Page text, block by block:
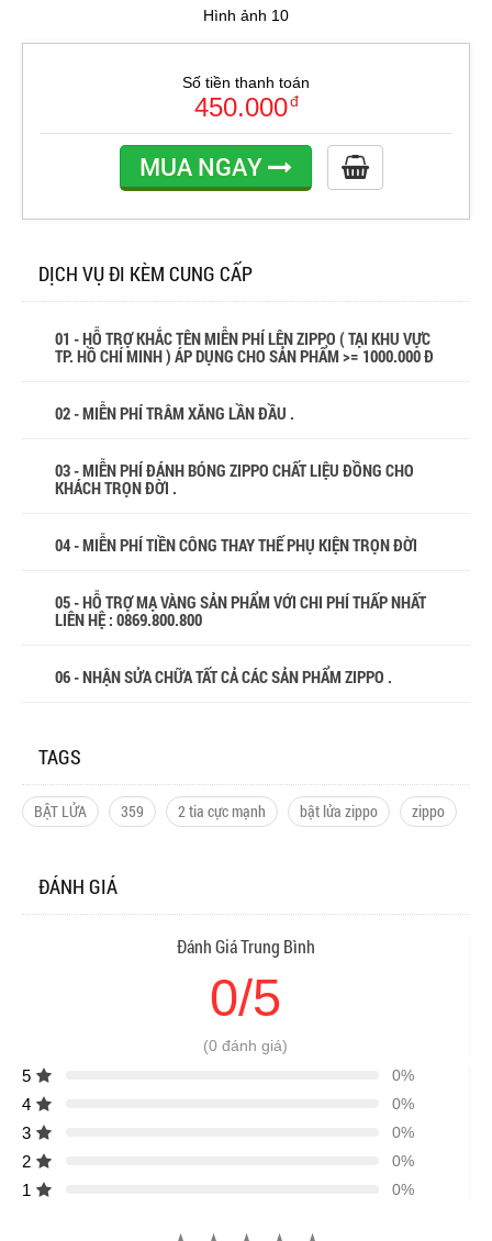
Hình ảnh 10
Số tiền thanh toán
450.000đ
MUA NGAY
DỊCH VỤ ĐI KÈM CUNG CẤP
01 - HỖ TRỢ KHẮC TÊN MIỄN PHÍ LÊN ZIPPO ( TẠI KHU VỰC
TP. HỒ CHÍ MINH ) ÁP DỤNG CHO SẢN PHẨM >= 1000.000 Đ
02 - MIỄN PHÍ TRÂM XĂNG LẦN ĐẦU .
03 - MIỄN PHÍ ĐÁNH BÓNG ZIPPO CHẤT LIỆU ĐỒNG CHO
KHÁCH TRỌN ĐỜI .
04 - MIỄN PHÍ TIỀN CÔNG THAY THẾ PHỤ KIỆN TRỌN ĐỜI
05 - HỖ TRỢ MẠ VÀNG SẢN PHẨM VỚI CHI PHÍ THẤP NHẤT
LIÊN HỆ : 0869.800.800
06 - NHẬN SỬA CHỮA TẤT CẢ CÁC SẢN PHẨM ZIPPO .
TAGS
BẬT LỬA 359 2 tia cực mạnh bật lửa zippo zippo
ĐÁNH GIÁ
Đánh Giá Trung Bình
0/5
(0 đánh giá)
5 0%
4 0%
3 0%
2 0%
1 0%